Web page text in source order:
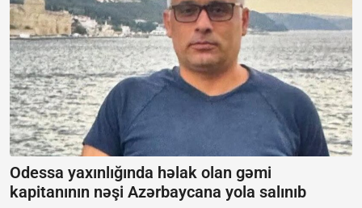
Odessa yaxınlığında həlak olan gəmi
kapitanının nəşi Azərbaycana yola salınıb